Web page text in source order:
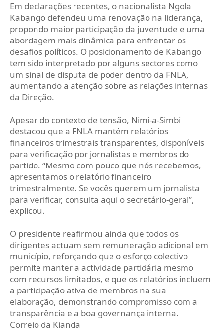
Em declarações recentes, o nacionalista Ngola
Kabango defendeu uma renovação na liderança,
propondo maior participação da juventude e uma
abordagem mais dinâmica para enfrentar os
desafios políticos. O posicionamento de Kabango
tem sido interpretado por alguns sectores como
um sinal de disputa de poder dentro da FNLA,
aumentando a atenção sobre as relações internas
da Direção.
Apesar do contexto de tensão, Nimi-a-Simbi
destacou que a FNLA mantém relatórios
financeiros trimestrais transparentes, disponíveis
para verificação por jornalistas e membros do
partido. “Mesmo com pouco que nós recebemos,
apresentamos o relatório financeiro
trimestralmente. Se vocês querem um jornalista
para verificar, consulta aqui o secretário-geral”,
explicou.
O presidente reafirmou ainda que todos os
dirigentes actuam sem remuneração adicional em
município, reforçando que o esforço colectivo
permite manter a actividade partidária mesmo
com recursos limitados, e que os relatórios incluem
a participação ativa de membros na sua
elaboração, demonstrando compromisso com a
transparência e a boa governança interna.
Correio da Kianda